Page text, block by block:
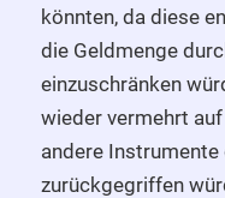
könnten, da diese
die Geldmenge
einzuschränken
wieder vermehrt
andere
zurückgegriffen